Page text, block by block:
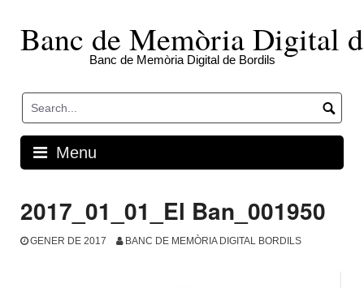
contentBanc de Memòria Digital
Banc de Memòria Digital de Bordils
Menu
2017_01_01_El Ban_001950
GENER DE 2017 BANC DE MEMÒRIA DIGITAL BORDILS